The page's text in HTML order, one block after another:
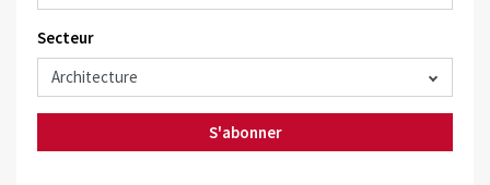
Secteur
S'abonner